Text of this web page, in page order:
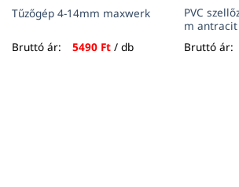
Tűzőgép 4-14mm maxwerk
Bruttó ár: 5490 Ft/ db
PVC
m antracit
Bruttó ár: